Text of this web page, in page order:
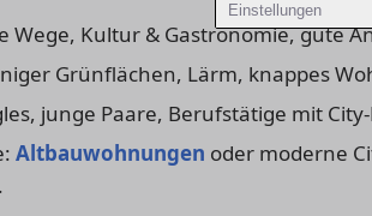
Einstellungen
Wege, Kultur & Gastronomie, gute
Grünflächen, Lärm, knappes
junge Paare, Berufstätige mit
Altbauwohnungen oder moderne